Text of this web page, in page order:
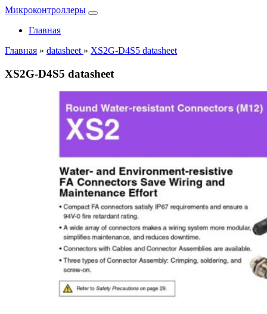
Микроконтроллеры
Главная
Главная » datasheet » XS2G-D4S5 datasheet
XS2G-D4S5 datasheet